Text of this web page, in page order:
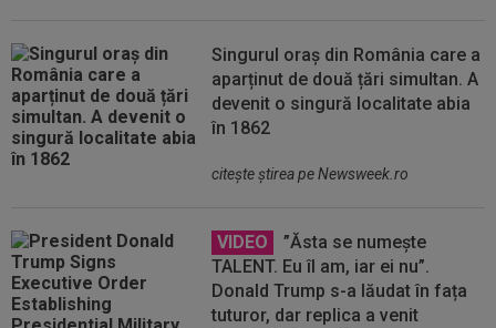
Singurul oraș din România care a
aparținut de două țări simultan. A
devenit o singură localitate abia
în 1862
citeşte ştirea pe Newsweek.ro
VIDEO
”Ăsta se numește
TALENT. Eu îl am, iar ei nu”.
Donald Trump s-a lăudat în fața
tuturor, dar replica a venit